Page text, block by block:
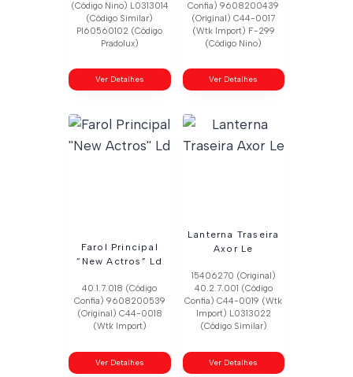
(Código Nino) L0313014
(Código Similar)
Pl60560102 (Código
Pradolux)
Ver Detalhes
Confia) 9608200439
(Original) C44-0017
(Wtk Import) F-299
(Código Nino)
Ver Detalhes
Farol Principal
”New Actros” Ld
40.1.7.018 (Código
Confia) 9608200539
(Original) C44-0018
(Wtk Import)
Ver Detalhes
Lanterna Traseira
Axor Le
15406270 (Original)
40.2.7.001 (Código
Confia) C44-0019 (Wtk
Import) L0313022
(Código Similar)
Ver Detalhes